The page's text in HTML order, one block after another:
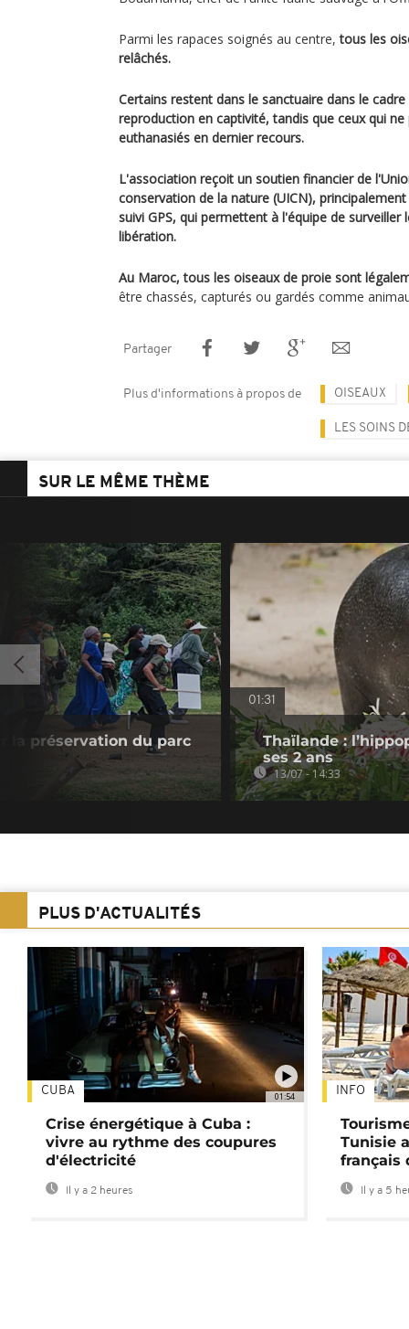
Parmi les rapaces soignés au centre,tous les
relâchés.
Certains restent dans le sanctuaire dans le
reproduction en captivité, tandis que ceux qui
euthanasiés en dernier recours.
L'association reçoit un soutien financier de
conservation de la nature (UICN),
suivi GPS, qui permettent à l'équipe de surveiller
libération.
Au Maroc, tous les oiseaux de proie sont
être chassés, capturés ou gardés comme
Partager
Plus d'informations à propos de OISEAUX
LES SOINS
SUR LE MÊME THÈME
la préservation du parc
01:31
Thaïlande :
ses 2 ans
13/07 - 14:33
PLUS D'ACTUALITÉS
01:54
CUBA
Crise énergétique à Cuba :
vivre au rythme des coupures
d'électricité
Il y a 2 heures
INFO
Tunisie
français
Il y a 5